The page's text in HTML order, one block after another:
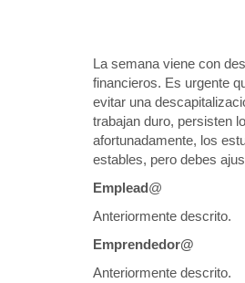
La semana viene con
financieros. Es urgente
evitar una
trabajan duro, persisten
afortunadamente, los
estables, pero debes
Emplead@
Anteriormente descrito.
Emprendedor@
Anteriormente descrito.